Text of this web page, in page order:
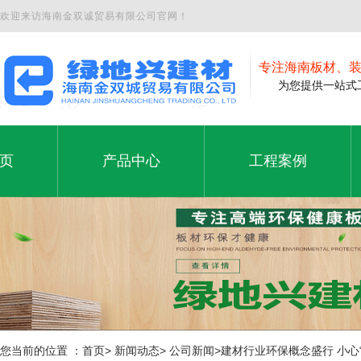
欢迎来访海南金双诚贸易有限公司官网！
专注海南板材、
为您提供一站式
产品中心
产品中心
生态板
工程案例
工程案例
工程案例
您当前的位置 ：首页> 新闻动态> 公司新闻>建材行业环保概念盛行 小心